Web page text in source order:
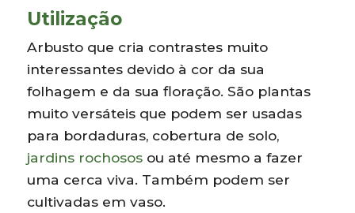
Utilização
Arbusto que cria contrastes muito
interessantes devido à cor da sua
folhagem e da sua floração. São plantas
muito versáteis que podem ser usadas
para bordaduras, cobertura de solo,
jardins rochosos ou até mesmo a fazer
uma cerca viva. Também podem ser
cultivadas em vaso.